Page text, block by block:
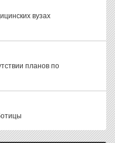
вузах
планов по